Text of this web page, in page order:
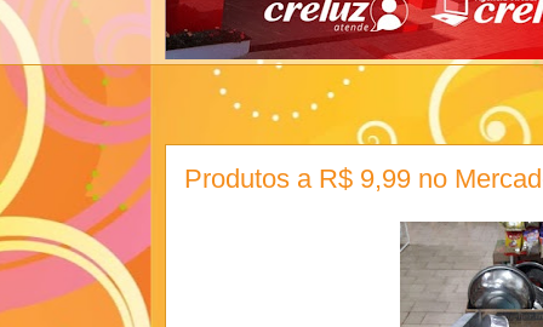
Produtos a R$ 9,99 no